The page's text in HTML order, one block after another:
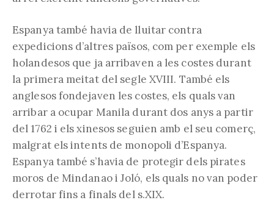
Espanya també havia de lluitar contra
expedicions d’altres països, com per exemple els
holandesos que ja arribaven a les costes durant
la primera meitat del segle XVIII. També els
anglesos fondejaven les costes, els quals van
arribar a ocupar Manila durant dos anys a partir
del 1762 i els xinesos seguien amb el seu comerç,
malgrat els intents de monopoli d’Espanya.
Espanya també s’havia de protegir dels pirates
moros de Mindanao i Joló, els quals no van poder
derrotar fins a finals del s.XIX.